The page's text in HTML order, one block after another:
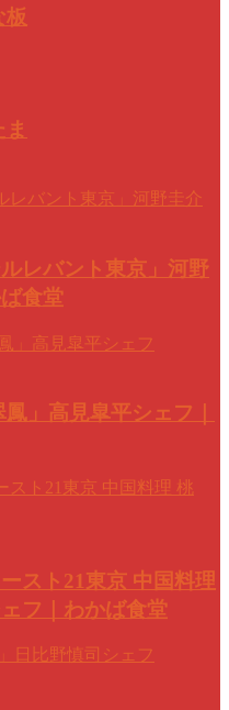
板
レバント東京」河野
食堂
」高見皐平シェフ｜
スト21東京 中国料理
フ｜わかば食堂